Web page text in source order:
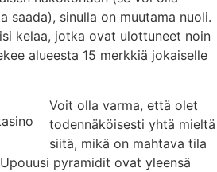
saada), sinulla on muutama nuoli.
kelaa, jotka ovat ulottuneet noin
alueesta 15 merkkiä jokaiselle
Voit olla varma, että olet
todennäköisesti yhtä mieltä
siitä, mikä on mahtava tila
pyramidit ovat yleensä